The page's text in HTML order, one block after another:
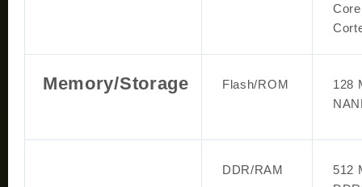
Memory/Storage Flash/ROM
128
DDR/RAM
512